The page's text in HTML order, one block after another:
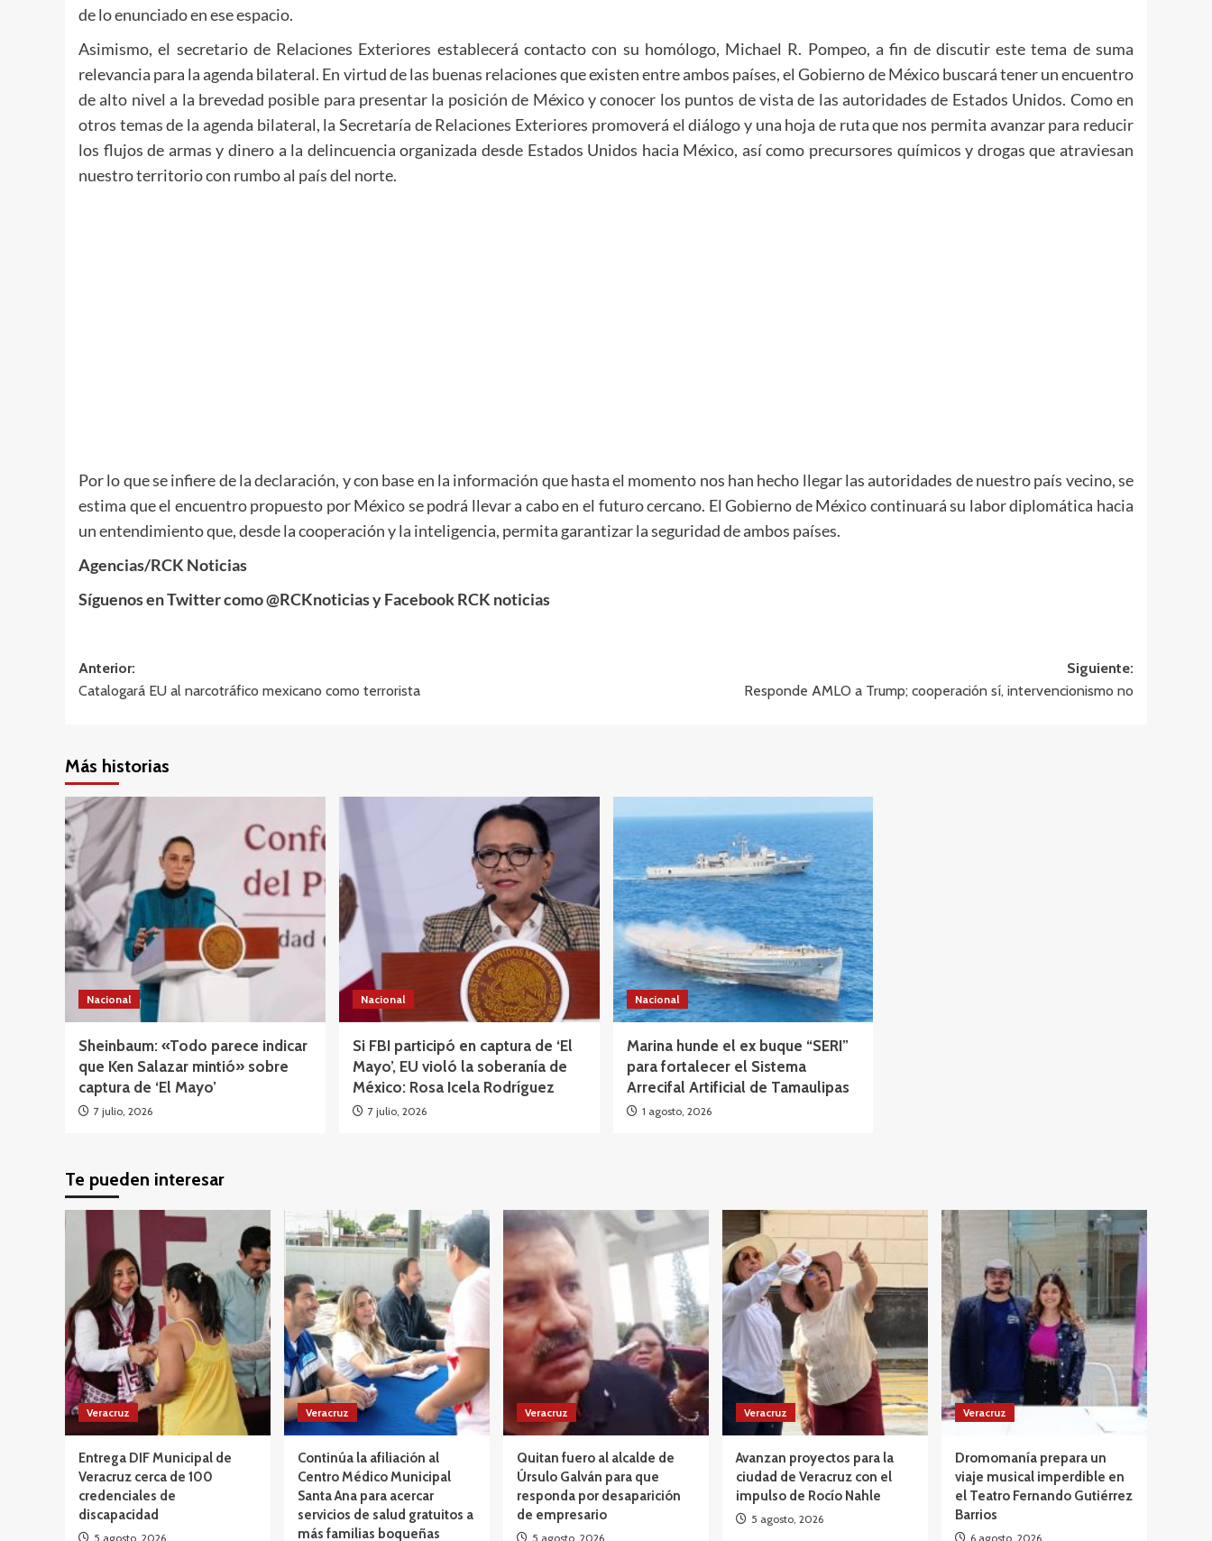
de lo enunciado en ese espacio.
Asimismo, el secretario de Relaciones Exteriores establecerá contacto con su homólogo, Michael R. Pompeo, a fin de discutir este tema de suma
relevancia para la agenda bilateral. En virtud de las buenas relaciones que existen entre ambos países, el Gobierno de México buscará tener un encuentro
de alto nivel a la brevedad posible para presentar la posición de México y conocer los puntos de vista de las autoridades de Estados Unidos. Como en
otros temas de la agenda bilateral, la Secretaría de Relaciones Exteriores promoverá el diálogo y una hoja de ruta que nos permita avanzar para reducir
los flujos de armas y dinero a la delincuencia organizada desde Estados Unidos hacia México, así como precursores químicos y drogas que atraviesan
nuestro territorio con rumbo al país del norte.
Por lo que se infiere de la declaración, y con base en la información que hasta el momento nos han hecho llegar las autoridades de nuestro país vecino, se
estima que el encuentro propuesto por México se podrá llevar a cabo en el futuro cercano. El Gobierno de México continuará su labor diplomática hacia
un entendimiento que, desde la cooperación y la inteligencia, permita garantizar la seguridad de ambos países.
Agencias/RCK Noticias
Síguenos en Twitter como @RCKnoticias y Facebook RCK noticias
Navegación
de
Anterior:
Catalogará EU al narcotráfico mexicano como terrorista
Siguiente:
Responde AMLO a Trump; cooperación sí, intervencionismo no
Más historias
Nacional
Sheinbaum: «Todo parece indicar
que Ken Salazar mintió» sobre
captura de ‘El Mayo’
7 julio, 2026
Nacional
Si FBI participó en captura de ‘El
Mayo’, EU violó la soberanía de
México: Rosa Icela Rodríguez
7 julio, 2026
Nacional
Marina hunde el ex buque “SERI”
para fortalecer el Sistema
Arrecifal Artificial de Tamaulipas
1 agosto, 2026
Te pueden interesar
Veracruz
Entrega DIF Municipal de
Veracruz cerca de 100
credenciales de
discapacidad
5 agosto, 2026
Veracruz
Continúa la afiliación al
Centro Médico Municipal
Santa Ana para acercar
servicios de salud gratuitos a
más familias boqueñas
Veracruz
Quitan fuero al alcalde de
Úrsulo Galván para que
responda por desaparición
de empresario
5 agosto, 2026
Veracruz
Avanzan proyectos para la
ciudad de Veracruz con el
impulso de Rocío Nahle
5 agosto, 2026
Veracruz
Dromomanía prepara un
viaje musical imperdible en
el Teatro Fernando Gutiérrez
Barrios
6 agosto, 2026